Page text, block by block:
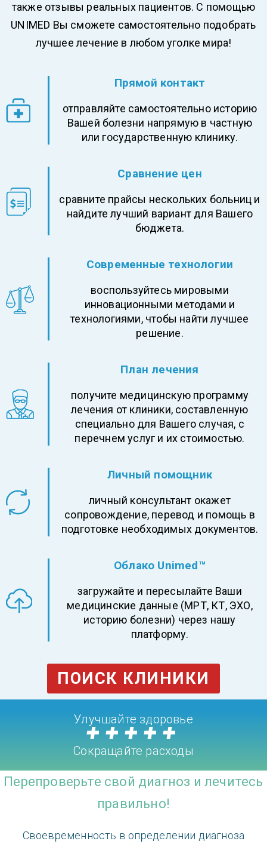
также отзывы реальных пациентов. С помощью
UNIMED Вы сможете самостоятельно подобрать
лучшее лечение в любом уголке мира!
Прямой контакт
отправляйте самостоятельно историю
Вашей болезни напрямую в частную
или государственную клинику.
Сравнение цен
cравните прайсы нескольких больниц и
найдите лучший вариант для Вашего
бюджета.
Современные технологии
воспользуйтесь мировыми
инновационными методами и
технологиями, чтобы найти лучшее
решение.
План лечения
получите медицинскую программу
лечения от клиники, составленную
специально для Вашего случая, с
перечнем услуг и их стоимостью.
Личный помощник
личный консультант окажет
сопровождение, перевод и помощь в
подготовке необходимых документов.
Облако Unimed™
загружайте и пересылайте Ваши
медицинские данные (МРТ, КТ, ЭХО,
историю болезни) через нашу
платформу.
ПОИСК КЛИНИКИ
Улучшайте здоровье
Сокращайте расходы
Перепроверьте свой диагноз и лечитесь
правильно!
Своевременность в определении диагноза